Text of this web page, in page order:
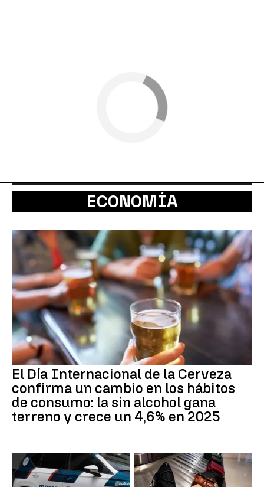
ECONOMÍA
El Día Internacional de la Cerveza
confirma un cambio en los hábitos
de consumo: la sin alcohol gana
terreno y crece un 4,6% en 2025